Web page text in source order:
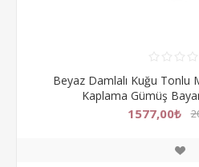
Beyaz Damlalı Kuğu Tonlu
Kaplama Gümüş
1577,00₺